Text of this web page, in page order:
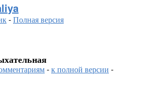
-Полная версия
-к полной версии -